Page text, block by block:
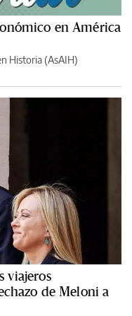
en América
Historia (AsAIH)
viajeros
de Meloni a